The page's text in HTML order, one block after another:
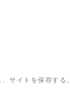
サイトを保存する。